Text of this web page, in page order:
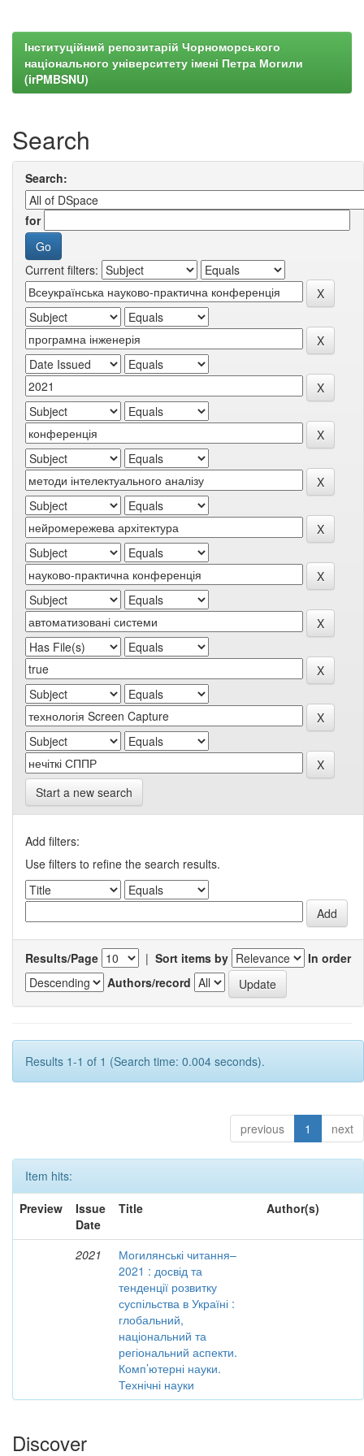
Інституційний репозитарій Чорноморського
національного університету імені Петра Могили
(irPMBSNU)
Search
Search:
for
Current filters:
Start a new search
Add filters:
Use filters to refine the search results.
Results/Page | Sort items by
In order
Authors/record
Results 1-1 of 1 (Search time: 0.004 seconds).
previous 1 next
Item hits:
Preview
Issue
Date
Title Author(s)
2021
Могилянські читання–
2021 : досвід та
тенденції розвитку
суспільства в Україні :
глобальний,
національний та
регіональний аспекти.
Комп’ютерні науки.
Технічні науки
Discover